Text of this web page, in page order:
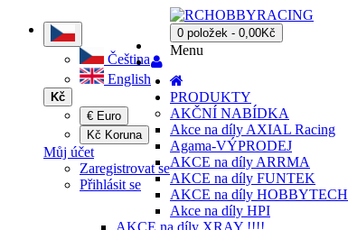
Čeština
English
Kč
€ Euro
Kč Koruna
Můj účet
Zaregistrovat se
Přihlásit se
0 položek - 0,00Kč
Menu
PRODUKTY
AKČNÍ NABÍDKA
Akce na díly AXIAL Racing
Agama-VÝPRODEJ
AKCE na díly ARRMA
AKCE na díly FUNTEK
AKCE na díly HOBBYTECH
Akce na díly HPI
AKCE na díly XRAY !!!!